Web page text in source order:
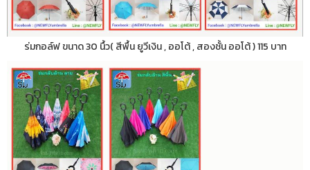
ร่มกอล์ฟ ขนาด 30 นื้ว( สีพื้น ยูวีเงิน , ออโต้ , สองชั้น ออโต้ ) 115 บาท